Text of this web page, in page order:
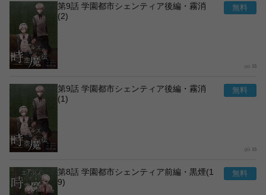
第9話 学園都市シェンティア後編・霧消
(2)
15
第9話 学園都市シェンティア後編・霧消
(1)
15
第8話 学園都市シェンティア前編・黒煙(1
9)